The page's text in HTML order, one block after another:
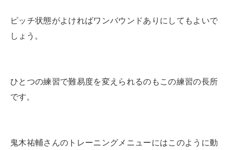
ピッチ状態がよければワンバウンドありにしてもよいで
しょう。
ひとつの練習で難易度を変えられるのもこの練習の長所
です。
鬼木祐輔さんのトレーニングメニューにはこのように動